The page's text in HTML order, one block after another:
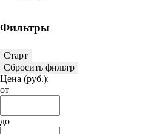
Фильтры
Старт
Сбросить фильтр
Цена (руб.):
от
до